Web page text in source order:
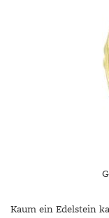
Kaum ein Edelstein